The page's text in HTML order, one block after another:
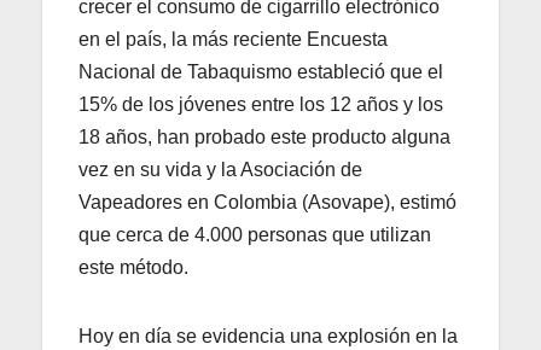
crecer el consumo de cigarrillo electrónico
en el país, la más reciente Encuesta
Nacional de Tabaquismo estableció que el
15% de los jóvenes entre los 12 años y los
18 años, han probado este producto alguna
vez en su vida y la Asociación de
Vapeadores en Colombia (Asovape), estimó
que cerca de 4.000 personas que utilizan
este método.
Hoy en día se evidencia una explosión en la